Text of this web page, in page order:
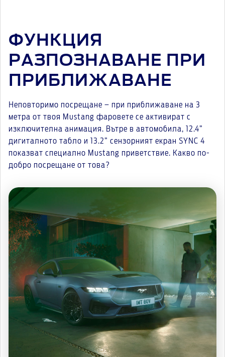
ФУНКЦИЯ
РАЗПОЗНАВАНЕ ПРИ
ПРИБЛИЖАВАНЕ
Неповторимо посрещане – при приближаване на 3
метра от твоя Mustang фаровете се активират с
изключителна анимация. Вътре в автомобила, 12.4”
дигиталното табло и 13.2” сензорният екран SYNC 4
показват специално Mustang приветствие. Какво по-
добро посрещане от това?